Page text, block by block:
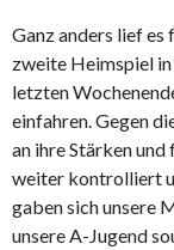
Ganz anders lief es
zweite Heimspiel
letzten
einfahren. Gegen
an ihre Stärken
weiter kontrolliert
gaben sich unsere
unsere A-Jugend